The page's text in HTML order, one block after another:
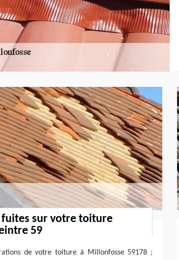
fuites sur votre toiture
59
de votre toiture à Millonfosse 59178 ;